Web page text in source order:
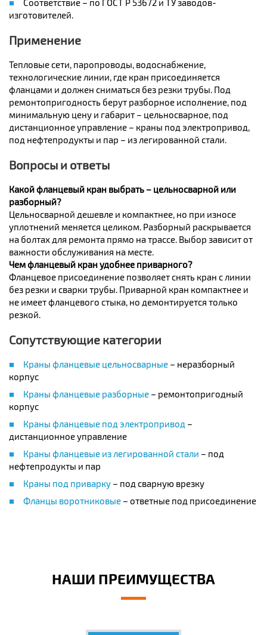
Соответствие – по ГОСТ Р 53672 и ТУ заводов-
изготовителей.
Применение
Тепловые сети, паропроводы, водоснабжение,
технологические линии, где кран присоединяется
фланцами и должен сниматься без резки трубы. Под
ремонтопригодность берут разборное исполнение, под
минимальную цену и габарит – цельносварное, под
дистанционное управление – краны под электропривод,
под нефтепродукты и пар – из легированной стали.
Вопросы и ответы
Какой фланцевый кран выбрать – цельносварной или
разборный?
Цельносварной дешевле и компактнее, но при износе
уплотнений меняется целиком. Разборный раскрывается
на болтах для ремонта прямо на трассе. Выбор зависит от
важности обслуживания на месте.
Чем фланцевый кран удобнее приварного?
Фланцевое присоединение позволяет снять кран с линии
без резки и сварки трубы. Приварной кран компактнее и
не имеет фланцевого стыка, но демонтируется только
резкой.
Сопутствующие категории
Краны фланцевые цельносварные – неразборный
корпус
Краны фланцевые разборные – ремонтопригодный
корпус
Краны фланцевые под электропривод –
дистанционное управление
Краны фланцевые из легированной стали – под
нефтепродукты и пар
Краны под приварку – под сварную врезку
Фланцы воротниковые – ответные под присоединение
НАШИ ПРЕИМУЩЕСТВА